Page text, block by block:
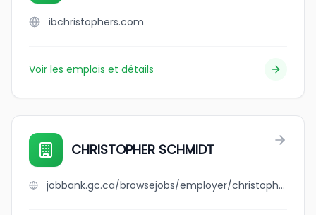
ibchristophers.com
Voir les emplois et détails
CHRISTOPHER SCHMIDT
jobbank.gc.ca/browsejobs/employer/christopher+schmidt/ca